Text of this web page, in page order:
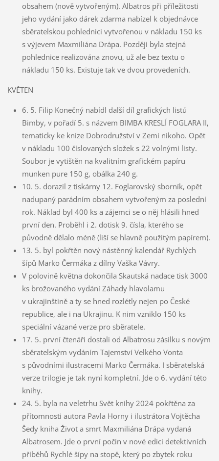
obsahem (nově vytvořeným). Albatros při příležitosti
jeho vydání jako dárek zdarma nabízel k objednávce
sběratelskou pohlednici vytvořenou v nákladu 150 ks
s výjevem Maxmiliána Drápa. Později byla stejná
pohlednice realizována znovu, už ale bez textu o
nákladu 150 ks. Existuje tak ve dvou provedeních.
KVĚTEN
6. 5. Filip Konečný nabídl další díl grafických listů
Bimby, v pořadí 5. s názvem BIMBA KRESLÍ FOGLARA II,
tematicky ke knize Dobrodružství v Zemi nikoho. Opět
v nákladu 100 číslovaných složek s 22 volnými listy.
Soubor je vytištěn na kvalitním grafickém papíru
munken pure 150 g, obálka 240 g.
10. 5. dorazil z tiskárny 12. Foglarovský sborník, opět
nadupaný parádním obsahem vytvořeným za poslední
rok. Náklad byl 400 ks a zájemci se o něj hlásili hned
první den. Proběhl i 2. dotisk 9. čísla, kterého se
původně dělalo méně (liší se hlavně použitým papírem).
13. 5. byl pokřtěn nový nástěnný kalendář Rychlých
šípů Marko Čermáka z dílny Vaška Vávry.
V polovině května dokončila Skautská nadace tisk 3000
ks brožovaného vydání Záhady hlavolamu
v ukrajinštině a ty se hned rozlétly nejen po České
republice, ale i na Ukrajinu. K nim vzniklo 150 ks
speciální vázané verze pro sběratele.
17. 5. první čtenáři dostali od Albatrosu zásilku s novým
sběratelským vydáním Tajemství Velkého Vonta
s původními ilustracemi Marko Čermáka. I sběratelská
verze trilogie je tak nyní kompletní. Jde o 6. vydání této
knihy.
24. 5. byla na veletrhu Svět knihy 2024 pokřtěna za
přítomnosti autora Pavla Horny i ilustrátora Vojtěcha
Šedy kniha Život a smrt Maxmiliána Drápa vydaná
Albatrosem. Jde o první počin v nové edici detektivních
příběhů Rychlé šípy na stopě, který po zbytek roku